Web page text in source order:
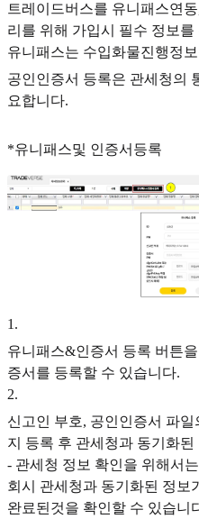
트레이드버스를 유니패스연
리를 위해 가입시 필수 정보
유니패스는 수입화물진행정
공인인증서 등록은 관세청의
요합니다.
*유니패스및 인증서등록
1 .
유니패스&인증서 등록 버튼
증서를 등록할 수 있습니다.
2.
신고인 부호, 공인인증서 파
지 등록 후 관세청과 동기화
- 관세청 정보 확인을 위해서
회시 관세청과 동기화된 정보
완료된것을 확인할 수 있습니